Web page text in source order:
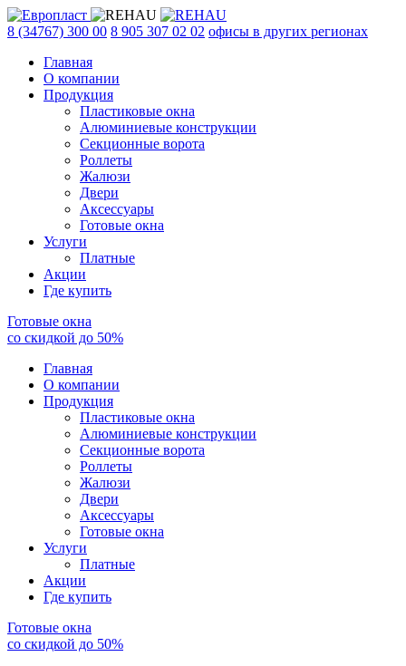
8 (34767) 300 00 8 905 307 02 02 офисы в других регионах
Главная
О компании
Продукция
Пластиковые окна
Алюминиевые конструкции
Секционные ворота
Роллеты
Жалюзи
Двери
Аксессуары
Готовые окна
Услуги
Платные
Акции
Где купить
Готовые окна
со скидкой до 50%
Главная
О компании
Продукция
Пластиковые окна
Алюминиевые конструкции
Секционные ворота
Роллеты
Жалюзи
Двери
Аксессуары
Готовые окна
Услуги
Платные
Акции
Где купить
Готовые окна
со скидкой до 50%